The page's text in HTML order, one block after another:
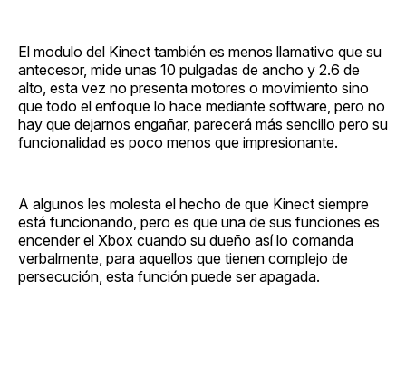
El modulo del Kinect también es menos llamativo que su
antecesor, mide unas 10 pulgadas de ancho y 2.6 de
alto, esta vez no presenta motores o movimiento sino
que todo el enfoque lo hace mediante software, pero no
hay que dejarnos engañar, parecerá más sencillo pero su
funcionalidad es poco menos que impresionante.
A algunos les molesta el hecho de que Kinect siempre
está funcionando, pero es que una de sus funciones es
encender el Xbox cuando su dueño así lo comanda
verbalmente, para aquellos que tienen complejo de
persecución, esta función puede ser apagada.